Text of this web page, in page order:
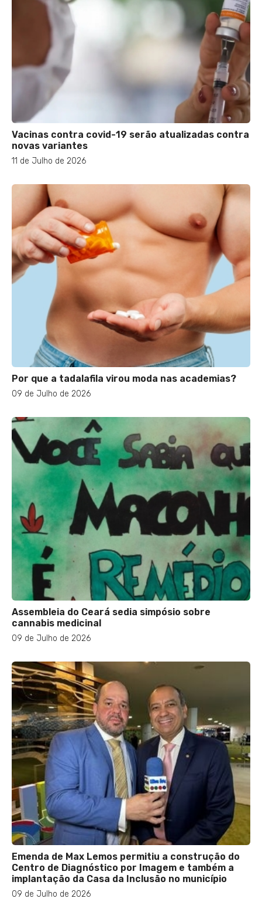
Vacinas contra covid-19 serão atualizadas contra
novas variantes
11 de Julho de 2026
Por que a tadalafila virou moda nas academias?
09 de Julho de 2026
Assembleia do Ceará sedia simpósio sobre
cannabis medicinal
09 de Julho de 2026
Emenda de Max Lemos permitiu a construção do
Centro de Diagnóstico por Imagem e também a
implantação da Casa da Inclusão no município
09 de Julho de 2026